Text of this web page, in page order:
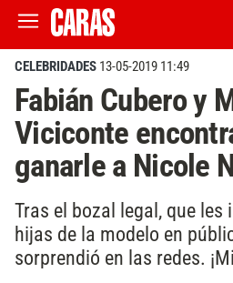
CELEBRIDADES 13-05-2019 11:49
Fabián Cubero y
Viciconte
ganarle a Nicole
Tras el bozal legal, que
hijas de la modelo en
sorprendió en las redes.